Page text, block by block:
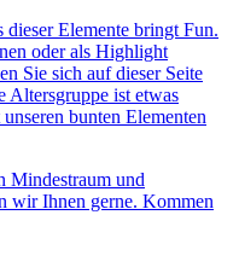
dieser Elemente bringt Fun.
oder als Highlight
Sie sich auf dieser Seite
Altersgruppe ist etwas
bunten Elementen
Mindestraum und
wir Ihnen gerne. Kommen